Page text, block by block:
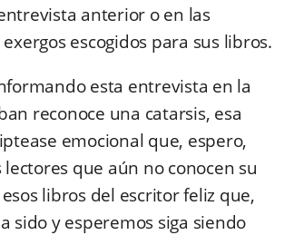
anterior o en las
escogidos para sus libros.
esta entrevista en la
reconoce una catarsis, esa
emocional que, espero,
que aún no conocen su
libros del escritor feliz que,
sido y esperemos siga siendo